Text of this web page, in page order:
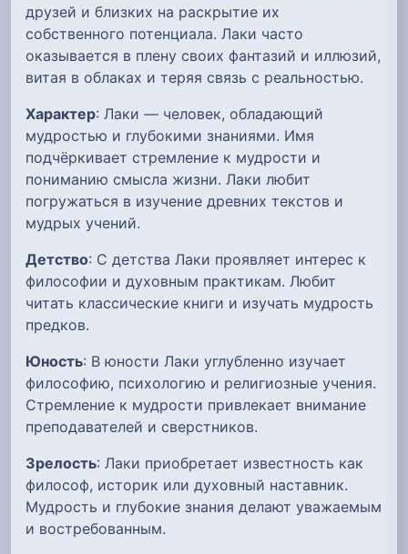
друзей и близких на раскрытие их
собственного потенциала. Лаки часто
оказывается в плену своих фантазий и иллюзий,
витая в облаках и теряя связь с реальностью.
Характер: Лаки — человек, обладающий
мудростью и глубокими знаниями. Имя
подчёркивает стремление к мудрости и
пониманию смысла жизни. Лаки любит
погружаться в изучение древних текстов и
мудрых учений.
Детство: С детства Лаки проявляет интерес к
философии и духовным практикам. Любит
читать классические книги и изучать мудрость
предков.
Юность: В юности Лаки углубленно изучает
философию, психологию и религиозные учения.
Стремление к мудрости привлекает внимание
преподавателей и сверстников.
Зрелость: Лаки приобретает известность как
философ, историк или духовный наставник.
Мудрость и глубокие знания делают уважаемым
и востребованным.